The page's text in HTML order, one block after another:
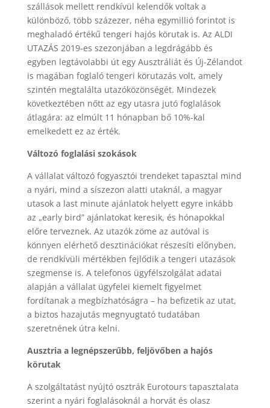
szállások mellett rendkívül kelendők voltak a
különböző, több százezer, néha egymillió forintot is
meghaladó értékű tengeri hajós körutak is. Az ALDI
UTAZÁS 2019-es szezonjában a legdrágább és
egyben legtávolabbi út egy Ausztráliát és Új-Zélandot
is magában foglaló tengeri körutazás volt, amely
szintén megtalálta utazóközönségét. Mindezek
következtében nőtt az egy utasra jutó foglalások
átlagára: az elmúlt 11 hónapban bő 10%-kal
emelkedett ez az érték.
Változó foglalási szokások
A vállalat változó fogyasztói trendeket tapasztal mind
a nyári, mind a síszezon alatti utaknál, a magyar
utasok a last minute ajánlatok helyett egyre inkább
az „early bird” ajánlatokat keresik, és hónapokkal
előre terveznek. Az utazók zöme az autóval is
könnyen elérhető desztinációkat részesíti előnyben,
de rendkívüli mértékben fejlődik a tengeri utazások
szegmense is. A telefonos ügyfélszolgálat adatai
alapján a vállalat ügyfelei kiemelt figyelmet
fordítanak a megbízhatóságra – ha befizetik az utat,
a biztos hazajutás megnyugtató tudatában
szeretnének útra kelni.
Ausztria a legnépszerűbb, feljövőben a hajós
körutak
A szolgáltatást nyújtó osztrák Eurotours tapasztalata
szerint a nyári foglalásoknál a horvát és olasz